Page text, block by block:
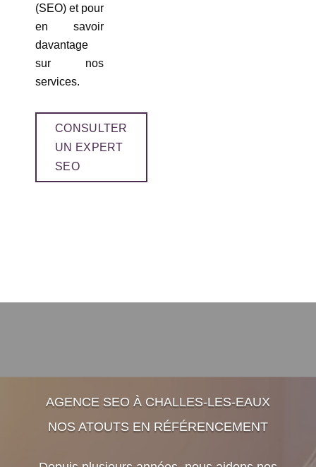
(SEO) et pour
en savoir
davantage
sur nos
services.
CONSULTER
UN EXPERT
SEO
AGENCE SEO À CHALLES-LES-EAUX
NOS ATOUTS EN RÉFÉRENCEMENT